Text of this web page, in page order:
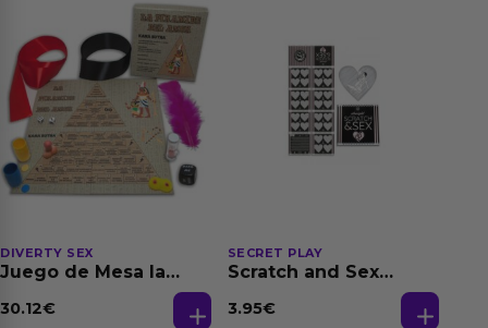
DIVERTY SEX
Juego de Mesa la
30.12€
SECRET PLAY
Scratch and Sex
(Es/En/Fr/Pt/De)
3.95€